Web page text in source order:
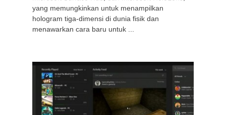
yang memungkinkan untuk menampilkan
hologram tiga-dimensi di dunia fisik dan
menawarkan cara baru untuk ...